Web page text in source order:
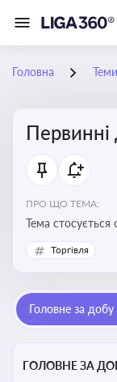
Головна
ПРО ЩО ТЕМА:
Тема стосується
податкового
Торгівля
Головне за добу
ГОЛОВНЕ ЗА